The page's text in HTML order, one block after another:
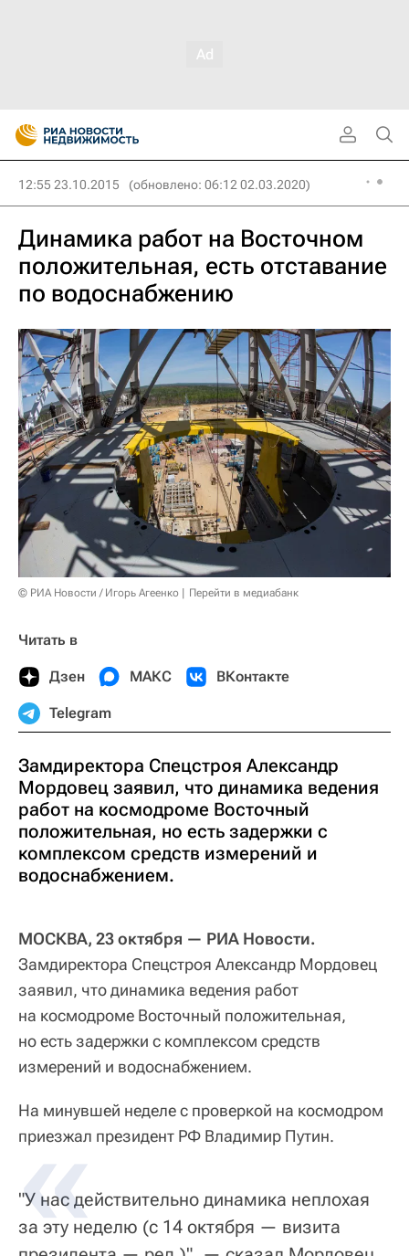
12:55 23.10.2015 (обновлено: 06:12 02.03.2020)
Динамика работ на Восточном
положительная, есть отставание
по водоснабжению
© РИА Новости / Игорь Агеенко Перейти в медиабанк
Читать в
Дзен МАКС ВКонтакте
Telegram
Замдиректора Спецстроя Александр
Мордовец заявил, что динамика ведения
работ на космодроме Восточный
положительная, но есть задержки с
комплексом средств измерений и
водоснабжением.
МОСКВА, 23 октября — РИА Новости.
Замдиректора Спецстроя Александр Мордовец
заявил, что динамика ведения работ
на космодроме Восточный положительная,
но есть задержки с комплексом средств
измерений и водоснабжением.
На минувшей неделе с проверкой на космодром
приезжал президент РФ Владимир Путин.
"У нас действительно динамика неплохая
за эту неделю (с 14 октября — визита